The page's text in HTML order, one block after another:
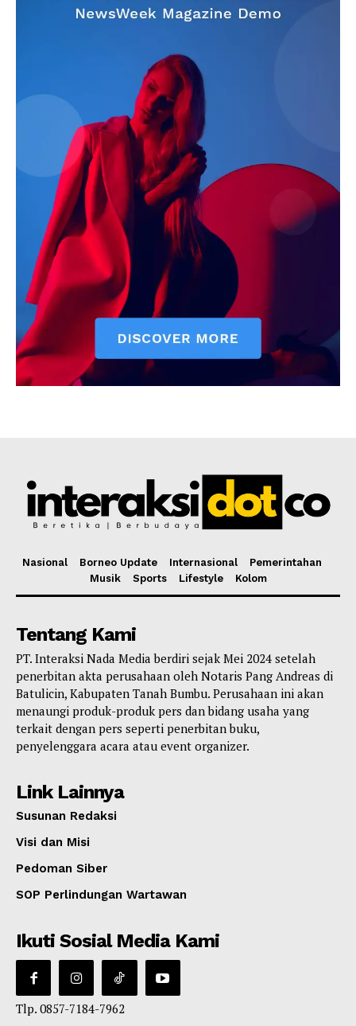
Nasional Borneo Update Internasional
Pemerintahan
Musik
Sports Lifestyle Kolom
Tentang Kami
PT. Interaksi Nada Media berdiri sejak Mei 2024 setelah
penerbitan akta perusahaan oleh Notaris Pang Andreas di
Batulicin, Kabupaten Tanah Bumbu. Perusahaan ini akan
menaungi produk-produk pers dan bidang usaha yang
terkait dengan pers seperti penerbitan buku,
penyelenggara acara atau event organizer.
Link Lainnya
Susunan Redaksi
Visi dan Misi
Pedoman Siber
SOP Perlindungan Wartawan
Ikuti Sosial Media Kami
Tlp. 0857-7184-7962